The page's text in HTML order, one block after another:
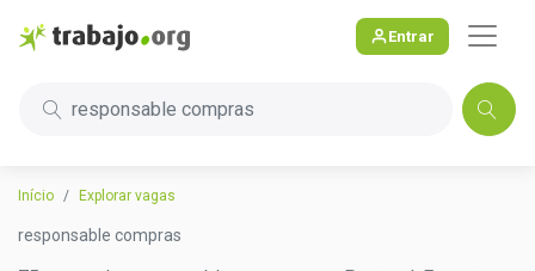
Entrar
responsable compras
Início Explorar vagas
responsable compras